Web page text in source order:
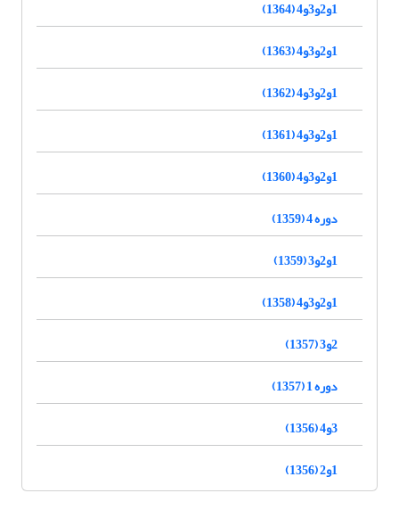
1و2و3و4 (1364)
1و2و3و4 (1363)
1و2و3و4 (1362)
1و2و3و4 (1361)
1و2و3و4 (1360)
دوره 4 (1359)
1و2و3 (1359)
1و2و3و4 (1358)
2و3 (1357)
دوره 1 (1357)
3و4 (1356)
1و2 (1356)